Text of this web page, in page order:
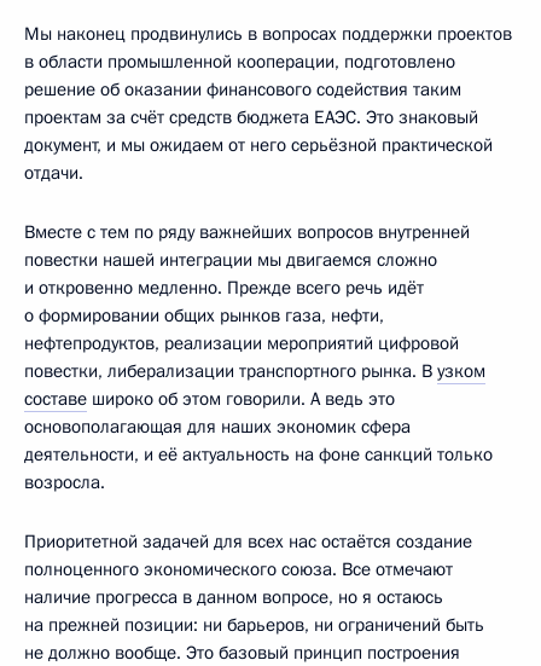
Мы наконец продвинулись в вопросах поддержки проектов
в области промышленной кооперации, подготовлено
решение об оказании финансового содействия таким
проектам за счёт средств бюджета ЕАЭС. Это знаковый
документ, и мы ожидаем от него серьёзной практической
отдачи.
Вместе с тем по ряду важнейших вопросов внутренней
повестки нашей интеграции мы двигаемся сложно
и откровенно медленно. Прежде всего речь идёт
о формировании общих рынков газа, нефти,
нефтепродуктов, реализации мероприятий цифровой
повестки, либерализации транспортного рынка. В узком
составе широко об этом говорили. А ведь это
основополагающая для наших экономик сфера
деятельности, и её актуальность на фоне санкций только
возросла.
Приоритетной задачей для всех нас остаётся создание
полноценного экономического союза. Все отмечают
наличие прогресса в данном вопросе, но я остаюсь
на прежней позиции: ни барьеров, ни ограничений быть
не должно вообще. Это базовый принцип построения